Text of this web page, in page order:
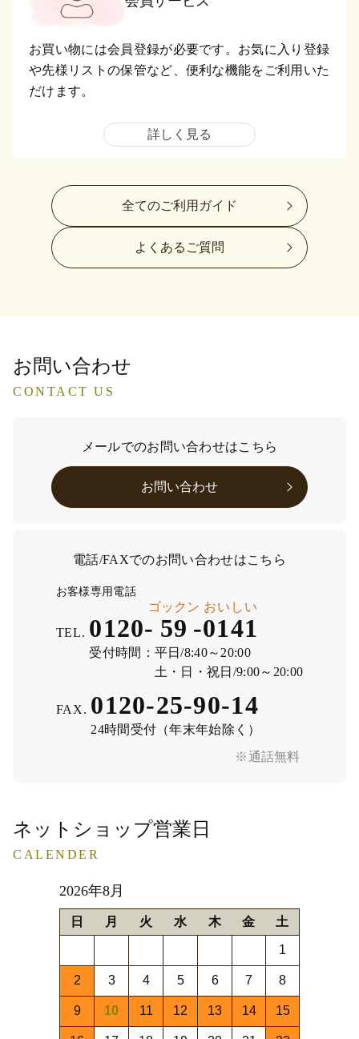
お買い物には会員登録が必要です。お気に入り登録
や先様リストの保管など、便利な機能をご利用いた
だけます。
詳しく見る
全てのご利用ガイド
よくあるご質問
お問い合わせ
CONTACT US
メールでのお問い合わせはこちら
お問い合わせ
電話/FAXでのお問い合わせはこちら
※通話無料
お客様専用電話
TEL. 0120- 59
ゴックン
-0141
おいしい
受付時間： 平日/8:40～20:00
土・日・祝日/9:00～20:00
FAX. 0120-25-90-14
24時間受付（年末年始除く）
ネットショップ営業日
CALENDER
2026年8月
日 月 火 水 木 金 土
1
2 3 4 5 6 7 8
9 10 11 12 13 14 15